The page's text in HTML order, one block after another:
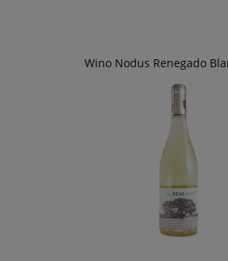
Wino Nodus Renegado